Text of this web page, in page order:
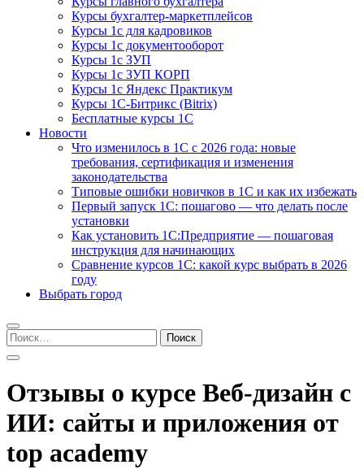
Курсы бухгалтер-маркетплейсов
Курсы 1с для кадровиков
Курсы 1с документооборот
Курсы 1с ЗУП
Курсы 1с ЗУП КОРП
Курсы 1с Яндекс Практикум
Курсы 1С-Битрикс (Bitrix)
Бесплатные курсы 1С
Новости
Что изменилось в 1С с 2026 года: новые
требования, сертификация и изменения
законодательства
Типовые ошибки новичков в 1С и как их избежать
Первый запуск 1С: пошагово — что делать после
установки
Как установить 1С:Предприятие — пошаговая
инструкция для начинающих
Сравнение курсов 1С: какой курс выбрать в 2026
году
Выбрать город
Найти:
Отзывы о курсе Веб-дизайн с
ИИ: сайты и приложения от
top academy